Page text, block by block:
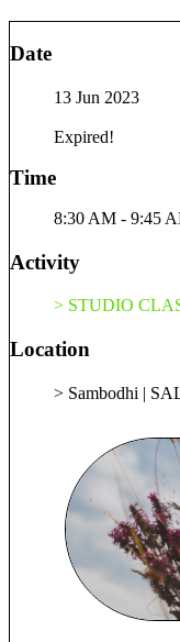
Yoga să se
corp.
Date
13 Jun 2023
Expired!
Time
8:30 AM - 9:45
Activity
> STUDIO
Location
> Sambodhi |